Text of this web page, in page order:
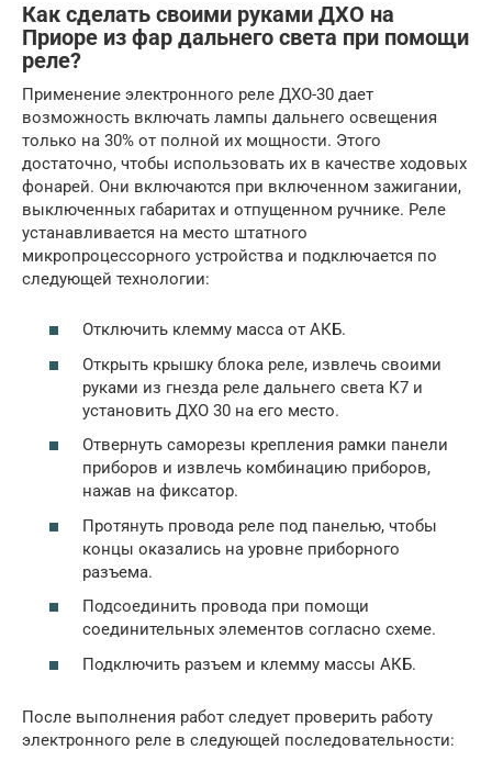
Как сделать своими руками ДХО на
Приоре из фар дальнего света при помощи
реле?
Применение электронного реле ДХО-30 дает
возможность включать лампы дальнего освещения
только на 30% от полной их мощности. Этого
достаточно, чтобы использовать их в качестве ходовых
фонарей. Они включаются при включенном зажигании,
выключенных габаритах и отпущенном ручнике. Реле
устанавливается на место штатного
микропроцессорного устройства и подключается по
следующей технологии:
Отключить клемму масса от АКБ.
Открыть крышку блока реле, извлечь своими
руками из гнезда реле дальнего света К7 и
установить ДХО 30 на его место.
Отвернуть саморезы крепления рамки панели
приборов и извлечь комбинацию приборов,
нажав на фиксатор.
Протянуть провода реле под панелью, чтобы
концы оказались на уровне приборного
разъема.
Подсоединить провода при помощи
соединительных элементов согласно схеме.
Подключить разъем и клемму массы АКБ.
После выполнения работ следует проверить работу
электронного реле в следующей последовательности: